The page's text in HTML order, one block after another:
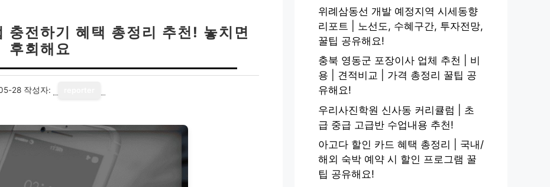
충전하기 혜택 총정리 추천! 놓치면
후회해요
28 작성자:
위례삼동선 개발 예정지역 시세동향
리포트 | 노선도, 수혜구간, 투자전망,
꿀팁 공유해요!
충북 영동군 포장이사 업체 추천 | 비
용 | 견적비교 | 가격 총정리 꿀팁 공
유해요!
우리사진학원 신사동 커리큘럼 | 초
급 중급 고급반 수업내용 추천!
아고다 할인 카드 혜택 총정리 | 국내/
해외 숙박 예약 시 할인 프로그램 꿀
팁 공유해요!